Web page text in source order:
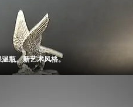
瓶。新艺术风格。